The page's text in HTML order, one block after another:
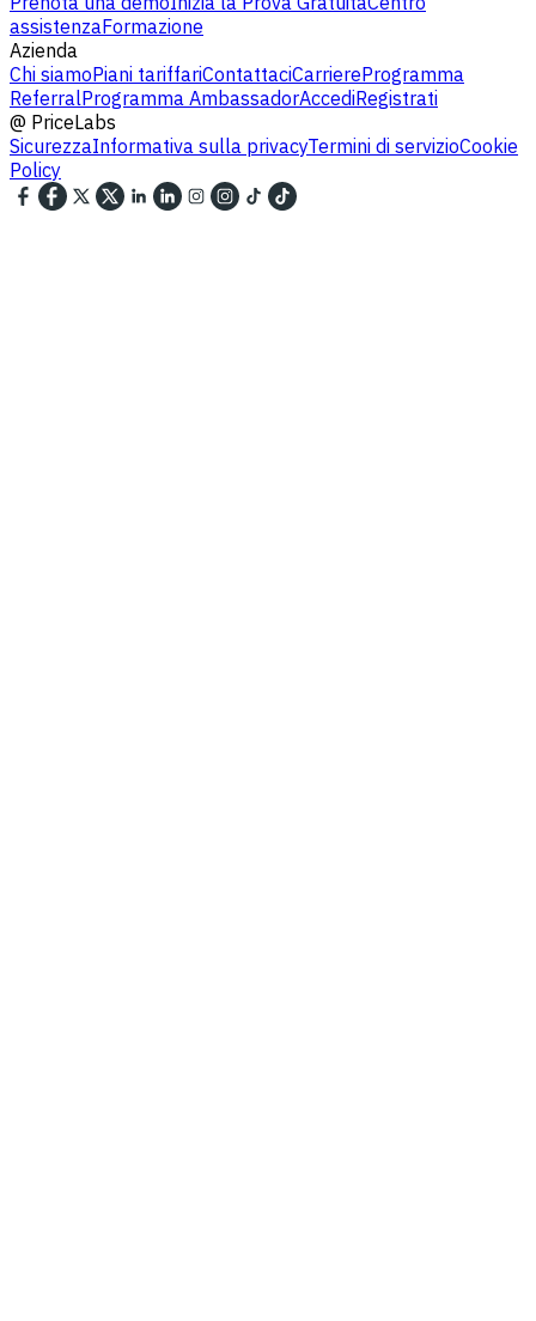
assistenzaFormazione
Azienda
Chi siamoPiani tariffariContattaciCarriereProgramma
ReferralProgramma AmbassadorAccediRegistrati
@ PriceLabs
SicurezzaInformativa sulla privacyTermini di servizioCookie
Policy